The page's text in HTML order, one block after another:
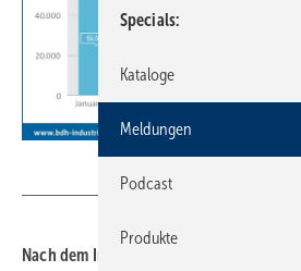
Nach dem In­kraft­treten der GEG-Novelle
Specials
Kataloge
Meldungen
Podcast
Produkte